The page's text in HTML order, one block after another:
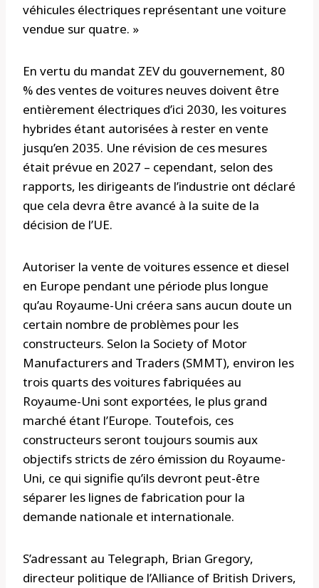
véhicules électriques représentant une voiture
vendue sur quatre. »
En vertu du mandat ZEV du gouvernement, 80
% des ventes de voitures neuves doivent être
entièrement électriques d’ici 2030, les voitures
hybrides étant autorisées à rester en vente
jusqu’en 2035. Une révision de ces mesures
était prévue en 2027 – cependant, selon des
rapports, les dirigeants de l’industrie ont déclaré
que cela devra être avancé à la suite de la
décision de l’UE.
Autoriser la vente de voitures essence et diesel
en Europe pendant une période plus longue
qu’au Royaume-Uni créera sans aucun doute un
certain nombre de problèmes pour les
constructeurs. Selon la Society of Motor
Manufacturers and Traders (SMMT), environ les
trois quarts des voitures fabriquées au
Royaume-Uni sont exportées, le plus grand
marché étant l’Europe. Toutefois, ces
constructeurs seront toujours soumis aux
objectifs stricts de zéro émission du Royaume-
Uni, ce qui signifie qu’ils devront peut-être
séparer les lignes de fabrication pour la
demande nationale et internationale.
S’adressant au Telegraph, Brian Gregory,
directeur politique de l’Alliance of British Drivers,